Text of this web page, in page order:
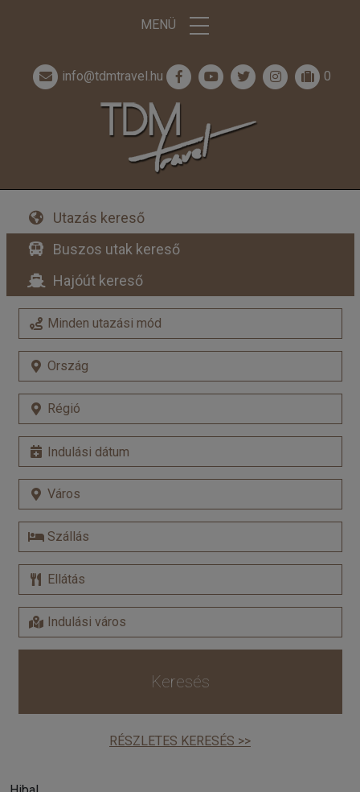
MENÜ
info@tdmtravel.hu 0
Utazás kereső
Buszos utak kereső
Hajóút kereső
Keresés
RÉSZLETES KERESÉS >>